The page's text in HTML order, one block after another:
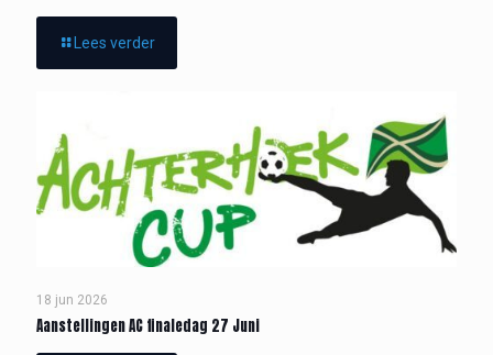
Lees verder
18 jun 2026
Aanstellingen AC finaledag 27 Juni